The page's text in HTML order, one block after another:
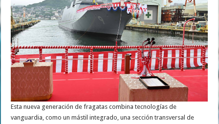
Esta nueva generación de fragatas combina tecnologías de
vanguardia, como un mástil integrado, una sección transversal de